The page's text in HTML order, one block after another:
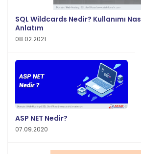
SQL Wildcards Nedir? Kullanımı
Anlatım
08.02.2021
ASP NET Nedir?
07.09.2020